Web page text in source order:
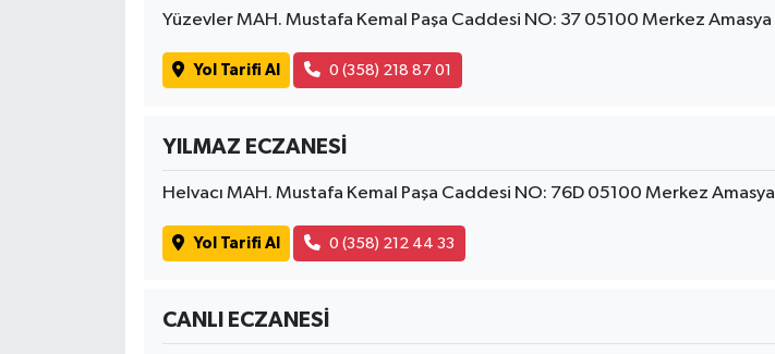
Yüzevler MAH. Mustafa Kemal Paşa Caddesi NO: 37 05100 Merkez Amasya
Yol Tarifi Al 0 (358) 218 87 01
YILMAZ ECZANESİ
Helvacı MAH. Mustafa Kemal Paşa Caddesi NO: 76D 05100 Merkez Amasya
Yol Tarifi Al 0 (358) 212 44 33
CANLI ECZANESİ